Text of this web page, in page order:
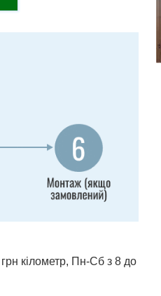
кілометр, Пн-Сб з 8 до